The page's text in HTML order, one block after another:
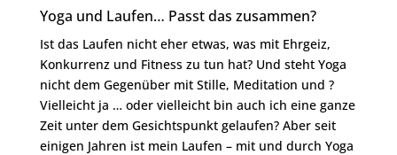
Yoga und Laufen… Passt das zusammen?
Ist das Laufen nicht eher etwas, was mit Ehrgeiz,
Konkurrenz und Fitness zu tun hat? Und steht Yoga
nicht dem Gegenüber mit Stille, Meditation und ?
Vielleicht ja … oder vielleicht bin auch ich eine ganze
Zeit unter dem Gesichtspunkt gelaufen? Aber seit
einigen Jahren ist mein Laufen – mit und durch Yoga